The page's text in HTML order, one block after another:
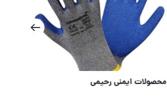
محصولات ایمنی رحیمی